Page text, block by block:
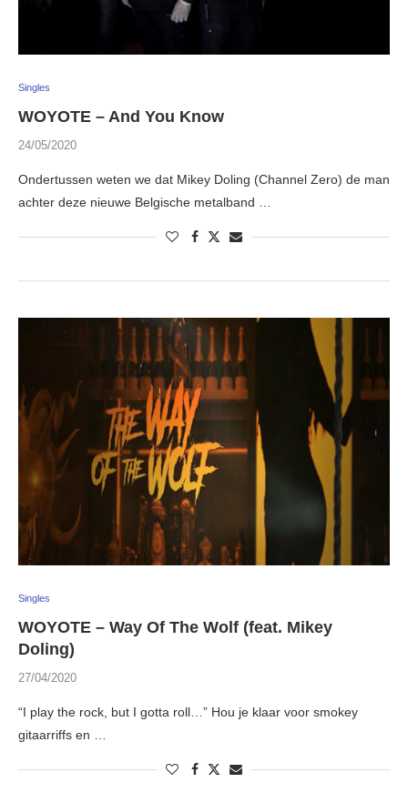
Singles
WOYOTE – And You Know
24/05/2020
Ondertussen weten we dat Mikey Doling (Channel Zero) de man
achter deze nieuwe Belgische metalband …
Singles
WOYOTE – Way Of The Wolf (feat. Mikey
Doling)
27/04/2020
“I play the rock, but I gotta roll…” Hou je klaar voor smokey
gitaarriffs en …